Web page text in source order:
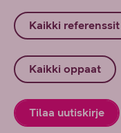
Kaikki referenssit
Kaikki oppaat
Tilaa uutiskirje